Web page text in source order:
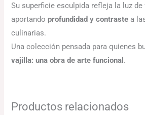
Su superficie esculpida refleja la luz
aportandoprofundidad y contraste a
culinarias.
Una colección pensada para quienes
vajilla: una obra de arte funcional .
Productos relacionados